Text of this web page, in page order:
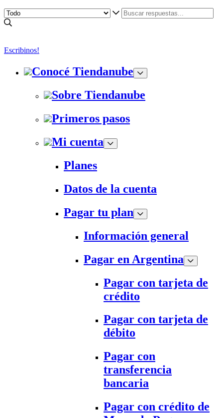
Escribinos!
Conocé Tiendanube
Sobre Tiendanube
Primeros pasos
Mi cuenta
Planes
Datos de la cuenta
Pagar tu plan
Información general
Pagar en Argentina
Pagar con tarjeta de
crédito
Pagar con tarjeta de
débito
Pagar con
transferencia
bancaria
Pagar con crédito de